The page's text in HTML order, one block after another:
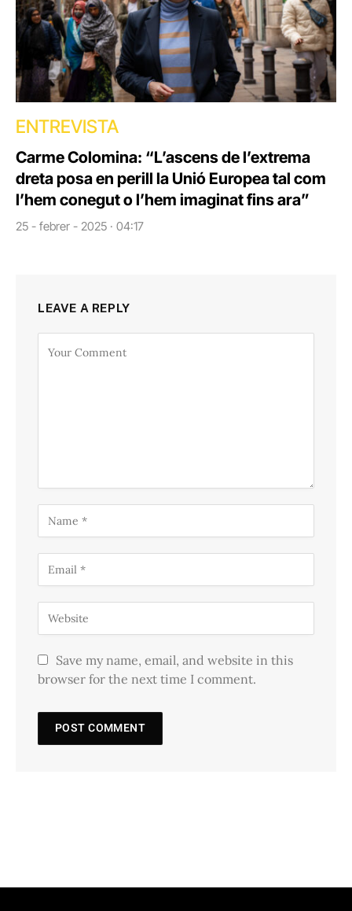
ENTREVISTA
Carme Colomina: “L’ascens de l’extrema
dreta posa en perill la Unió Europea tal com
l’hem conegut o l’hem imaginat fins ara”
25 - febrer - 2025 · 04:17
LEAVE A REPLY
Save my name, email, and website in this
browser for the next time I comment.